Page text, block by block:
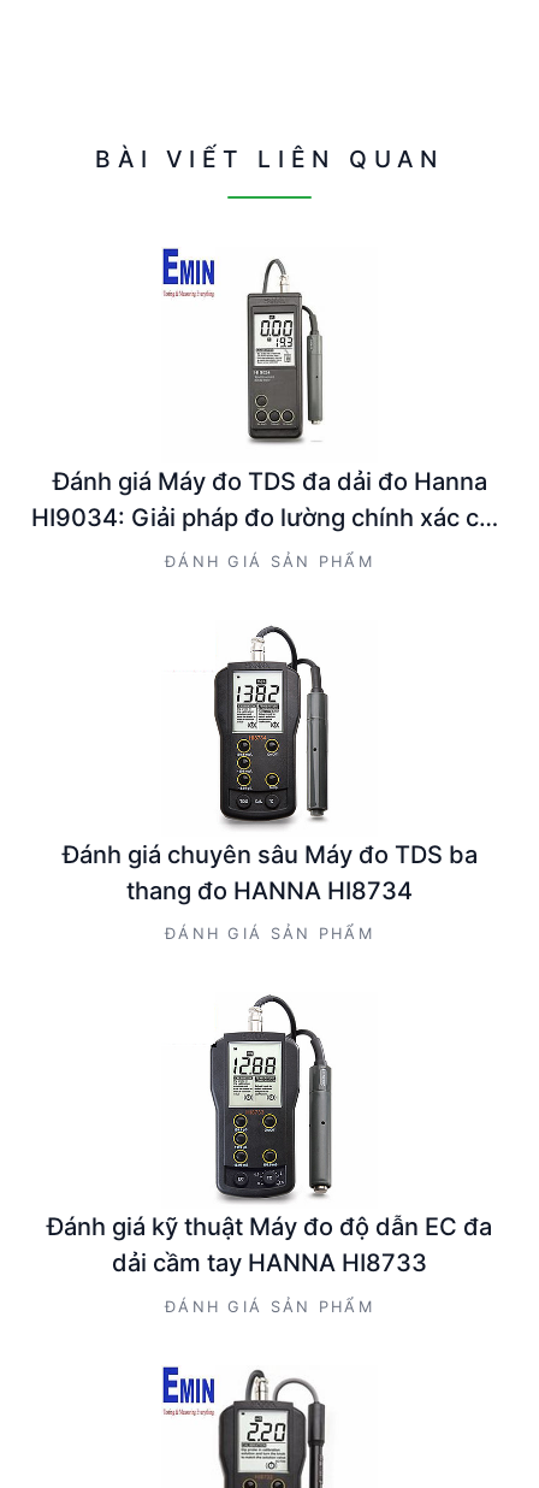
BÀI VIẾT LIÊN QUAN
Đánh giá Máy đo TDS đa dải đo Hanna
HI9034: Giải pháp đo lường chính xác cho
kỹ sư và nhà quản lý kỹ thuật
ĐÁNH GIÁ SẢN PHẨM
Đánh giá chuyên sâu Máy đo TDS ba
thang đo HANNA HI8734
ĐÁNH GIÁ SẢN PHẨM
Đánh giá kỹ thuật Máy đo độ dẫn EC đa
dải cầm tay HANNA HI8733
ĐÁNH GIÁ SẢN PHẨM